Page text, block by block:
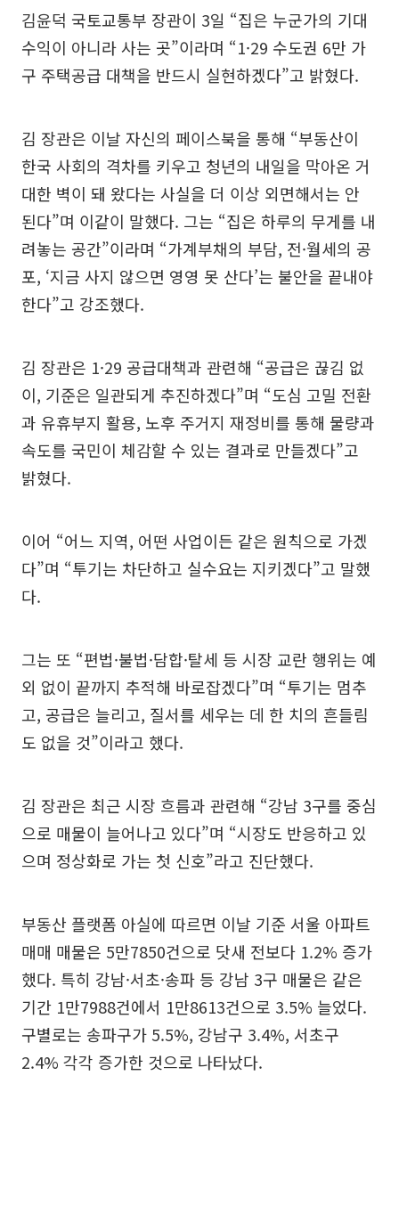
김윤덕 국토교통부 장관이 3일 “집은 누군가의 기대
수익이 아니라 사는 곳”이라며 “1·29 수도권 6만 가
구 주택공급 대책을 반드시 실현하겠다”고 밝혔다.
김 장관은 이날 자신의 페이스북을 통해 “부동산이
한국 사회의 격차를 키우고 청년의 내일을 막아온 거
대한 벽이 돼 왔다는 사실을 더 이상 외면해서는 안
된다”며 이같이 말했다. 그는 “집은 하루의 무게를 내
려놓는 공간”이라며 “가계부채의 부담, 전·월세의 공
포, ‘지금 사지 않으면 영영 못 산다’는 불안을 끝내야
한다”고 강조했다.
김 장관은 1·29 공급대책과 관련해 “공급은 끊김 없
이, 기준은 일관되게 추진하겠다”며 “도심 고밀 전환
과 유휴부지 활용, 노후 주거지 재정비를 통해 물량과
속도를 국민이 체감할 수 있는 결과로 만들겠다”고
밝혔다.
이어 “어느 지역, 어떤 사업이든 같은 원칙으로 가겠
다”며 “투기는 차단하고 실수요는 지키겠다”고 말했
다.
그는 또 “편법·불법·담합·탈세 등 시장 교란 행위는 예
외 없이 끝까지 추적해 바로잡겠다”며 “투기는 멈추
고, 공급은 늘리고, 질서를 세우는 데 한 치의 흔들림
도 없을 것”이라고 했다.
김 장관은 최근 시장 흐름과 관련해 “강남 3구를 중심
으로 매물이 늘어나고 있다”며 “시장도 반응하고 있
으며 정상화로 가는 첫 신호”라고 진단했다.
부동산 플랫폼 아실에 따르면 이날 기준 서울 아파트
매매 매물은 5만7850건으로 닷새 전보다 1.2% 증가
했다. 특히 강남·서초·송파 등 강남 3구 매물은 같은
기간 1만7988건에서 1만8613건으로 3.5% 늘었다.
구별로는 송파구가 5.5%, 강남구 3.4%, 서초구
2.4% 각각 증가한 것으로 나타났다.